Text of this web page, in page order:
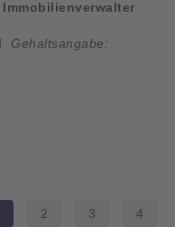
Gehaltsangabe:
2 3 4